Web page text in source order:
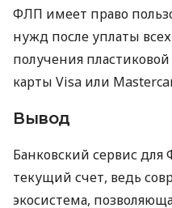
ФЛП имеет право
нужд после уплаты
получения
карты Visa или
Вывод
Банковский сервис
текущий счет, ведь
экосистема,